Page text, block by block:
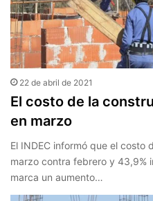
22 de abril de 2021
El costo de la
en marzo
El INDEC informó que el costo
marzo contra febrero y 43,9%
marca un aumento…